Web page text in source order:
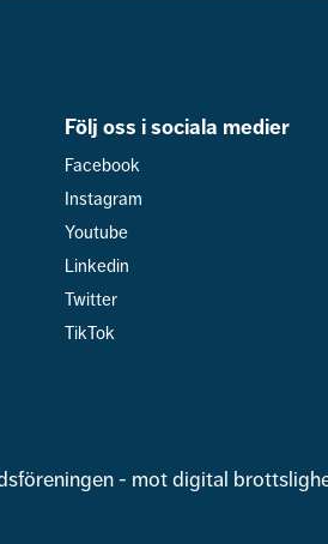
Följ oss i sociala medier
Facebook
Instagram
Youtube
Linkedin
Twitter
TikTok
- mot digital